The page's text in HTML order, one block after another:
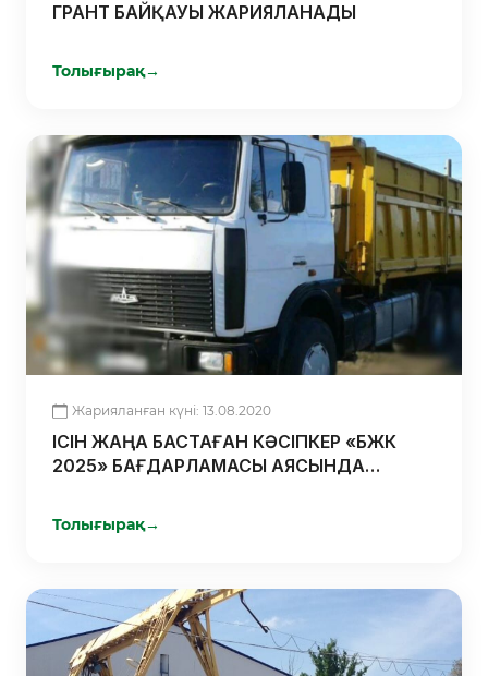
ГРАНТ БАЙҚАУЫ ЖАРИЯЛАНАДЫ
Толығырақ→
Жарияланған күні: 13.08.2020
ІСІН ЖАҢА БАСТАҒАН КӘСІПКЕР «БЖК
2025» БАҒДАРЛАМАСЫ АЯСЫНДА
ҚОРЫНЫҢ КЕПІЛДІГІН АЛДЫ
Толығырақ→